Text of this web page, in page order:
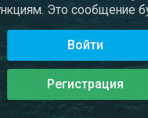
Это сообщение
Войти
Регистрация